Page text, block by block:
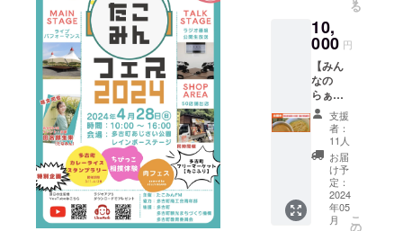
開局。多古
町を中心に
さまざまな
人の交流を
つくること
を目的に奮
闘中！
ーYouTube
チャンネ
してい
ただき
ます
（１年
ごとに
自動更
新） ※
応援団
限定イ
ベント
はグ
ループ
内で随
時開催
ミナー
など）
ジナル
ラバー
バンド
WellCo
meウェ
ル米・
ブラ
ノーラ
おいし
い多古
米を玄
× 3 ・肉
味噌
ピーナ
ツ × 2
・たこ
みん応
援団へ
入団
（１年
間） ・
応援団
限定イ
ベント
の参加
権 （交
る
10,
000 円
【みん
なの
らぁめ
んバン
ブー多
古米白
湯つけ
麺セッ
ト】 多
古町の
人気
ラーメ
支援
者：
11人
お届
け予
定：
2024
年05
月
こ
の